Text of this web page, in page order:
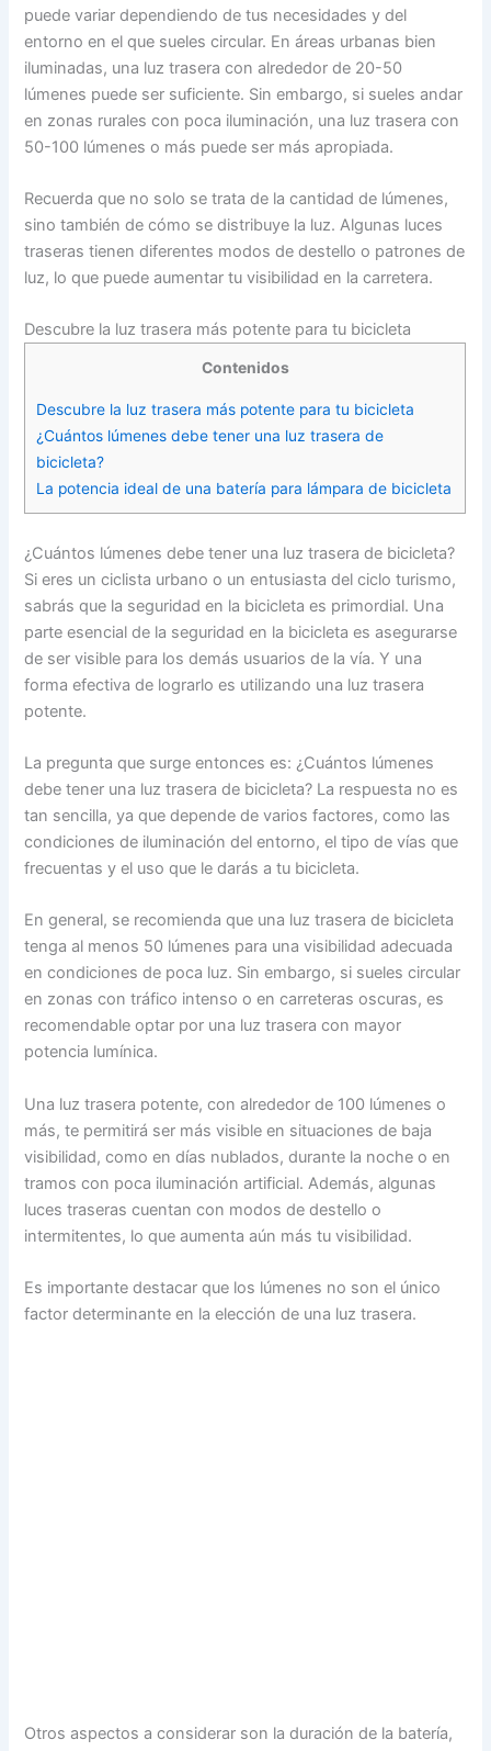
puede variar dependiendo de tus necesidades y del
entorno en el que sueles circular. En áreas urbanas bien
iluminadas, una luz trasera con alrededor de 20-50
lúmenes puede ser suficiente. Sin embargo, si sueles andar
en zonas rurales con poca iluminación, una luz trasera con
50-100 lúmenes o más puede ser más apropiada.
Recuerda que no solo se trata de la cantidad de lúmenes,
sino también de cómo se distribuye la luz. Algunas luces
traseras tienen diferentes modos de destello o patrones de
luz, lo que puede aumentar tu visibilidad en la carretera.
Descubre la luz trasera más potente para tu bicicleta
Contenidos
Descubre la luz trasera más potente para tu bicicleta
¿Cuántos lúmenes debe tener una luz trasera de
bicicleta?
La potencia ideal de una batería para lámpara de bicicleta
¿Cuántos lúmenes debe tener una luz trasera de bicicleta?
Si eres un ciclista urbano o un entusiasta del ciclo turismo,
sabrás que la seguridad en la bicicleta es primordial. Una
parte esencial de la seguridad en la bicicleta es asegurarse
de ser visible para los demás usuarios de la vía. Y una
forma efectiva de lograrlo es utilizando una luz trasera
potente.
La pregunta que surge entonces es: ¿Cuántos lúmenes
debe tener una luz trasera de bicicleta? La respuesta no es
tan sencilla, ya que depende de varios factores, como las
condiciones de iluminación del entorno, el tipo de vías que
frecuentas y el uso que le darás a tu bicicleta.
En general, se recomienda que una luz trasera de bicicleta
tenga al menos 50 lúmenes para una visibilidad adecuada
en condiciones de poca luz. Sin embargo, si sueles circular
en zonas con tráfico intenso o en carreteras oscuras, es
recomendable optar por una luz trasera con mayor
potencia lumínica.
Una luz trasera potente, con alrededor de 100 lúmenes o
más, te permitirá ser más visible en situaciones de baja
visibilidad, como en días nublados, durante la noche o en
tramos con poca iluminación artificial. Además, algunas
luces traseras cuentan con modos de destello o
intermitentes, lo que aumenta aún más tu visibilidad.
Es importante destacar que los lúmenes no son el único
factor determinante en la elección de una luz trasera.
Otros aspectos a considerar son la duración de la batería,